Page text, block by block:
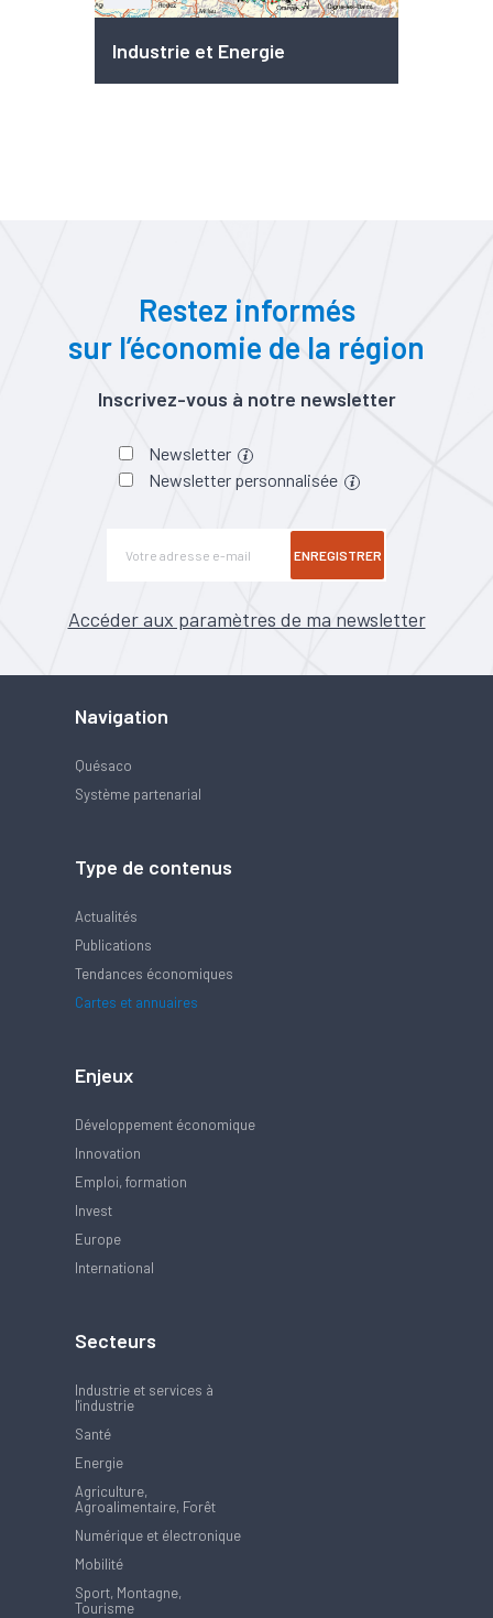
Industrie et Energie
Restez informés
sur l’économie de la région
Inscrivez-vous à notre newsletter
Newsletter
Newsletter personnalisée
ENREGISTRER
Accéder aux paramètres de ma newsletter
Navigation
Quésaco
Système partenarial
Type de contenus
Actualités
Publications
Tendances économiques
Cartes et annuaires
Enjeux
Développement économique
Innovation
Emploi, formation
Invest
Europe
International
Secteurs
Industrie et services à
l'industrie
Santé
Energie
Agriculture,
Agroalimentaire, Forêt
Numérique et électronique
Mobilité
Sport, Montagne,
Tourisme